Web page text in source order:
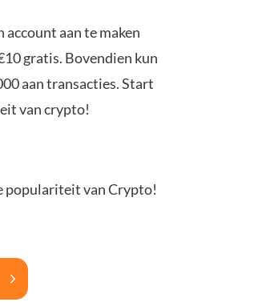
aan te maken
gratis. Bovendien kun
aan transacties. Start
van crypto!
populariteit van Crypto!